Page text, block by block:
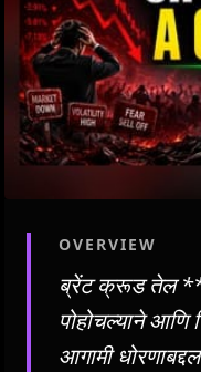
OVERVIEW
ब्रेंट क्रूड तेल
पोहोचल्याने आणि
आगामी